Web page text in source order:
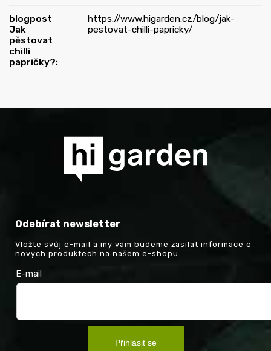
blogpost
Jak
pěstovat
chilli
papričky?:
https://www.higarden.cz/blog/jak-
pestovat-chilli-papricky/
Odebírat newsletter
Vložte svůj e-mail a my vám budeme zasílat informace o
nových produktech na našem e-shopu.
E-mail
Přihlásit se